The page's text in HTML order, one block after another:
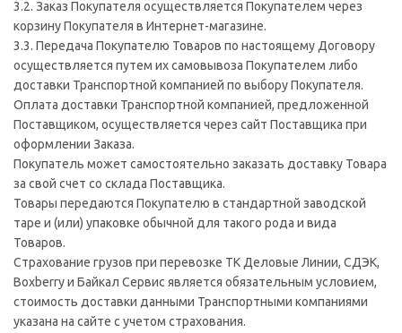
3.2. Заказ Покупателя осуществляется Покупателем через
корзину Покупателя в Интернет-магазине.
3.3. Передача Покупателю Товаров по настоящему Договору
осуществляется путем их самовывоза Покупателем либо
доставки Транспортной компанией по выбору Покупателя.
Оплата доставки Транспортной компанией, предложенной
Поставщиком, осуществляется через сайт Поставщика при
оформлении Заказа.
Покупатель может самостоятельно заказать доставку Товара
за свой счет со склада Поставщика.
Товары передаются Покупателю в стандартной заводской
таре и (или) упаковке обычной для такого рода и вида
Товаров.
Страхование грузов при перевозке ТК Деловые Линии, СДЭК,
Boxberry и Байкал Сервис является обязательным условием,
стоимость доставки данными Транспортными компаниями
указана на сайте с учетом страхования.